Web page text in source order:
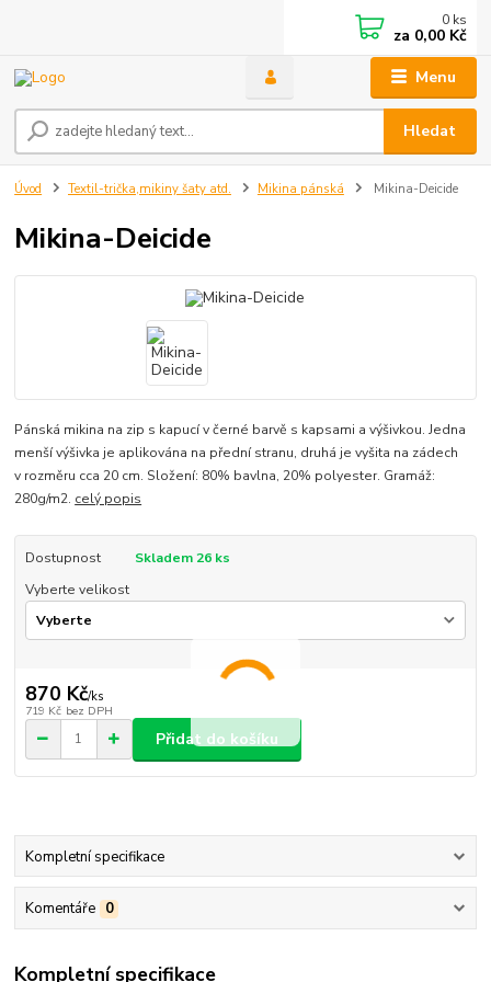
Menu
Hledat
0 ks
za 0,00 Kč
Úvod Textil-trička,mikiny šaty atd. Mikina pánská Mikina-Deicide
Mikina-Deicide
Pánská mikina na zip s kapucí v černé barvě s kapsami a výšivkou. Jedna
menší výšivka je aplikována na přední stranu, druhá je vyšita na zádech
v rozměru cca 20 cm. Složení: 80% bavlna, 20% polyester. Gramáž:
280g/m2. celý popis
Dostupnost
Skladem 26 ks
Vyberte velikost
870 Kč/ks
719 Kč bez DPH
Přidat do košíku
Kompletní specifikace
Komentáře 0
Kompletní specifikace